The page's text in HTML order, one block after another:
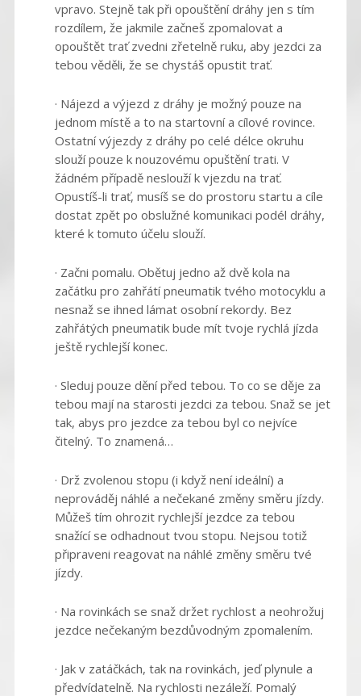
vpravo. Stejně tak při opouštění dráhy jen s tím
rozdílem, že jakmile začneš zpomalovat a
opouštět trať zvedni zřetelně ruku, aby jezdci za
tebou věděli, že se chystáš opustit trať.
· Nájezd a výjezd z dráhy je možný pouze na
jednom místě a to na startovní a cílové rovince.
Ostatní výjezdy z dráhy po celé délce okruhu
slouží pouze k nouzovému opuštění trati. V
žádném případě neslouží k vjezdu na trať.
Opustíš-li trať, musíš se do prostoru startu a cíle
dostat zpět po obslužné komunikaci podél dráhy,
které k tomuto účelu slouží.
· Začni pomalu. Obětuj jedno až dvě kola na
začátku pro zahřátí pneumatik tvého motocyklu a
nesnaž se ihned lámat osobní rekordy. Bez
zahřátých pneumatik bude mít tvoje rychlá jízda
ještě rychlejší konec.
· Sleduj pouze dění před tebou. To co se děje za
tebou mají na starosti jezdci za tebou. Snaž se jet
tak, abys pro jezdce za tebou byl co nejvíce
čitelný. To znamená…
· Drž zvolenou stopu (i když není ideální) a
neprováděj náhlé a nečekané změny směru jízdy.
Můžeš tím ohrozit rychlejší jezdce za tebou
snažící se odhadnout tvou stopu. Nejsou totiž
připraveni reagovat na náhlé změny směru tvé
jízdy.
· Na rovinkách se snaž držet rychlost a neohrožuj
jezdce nečekaným bezdůvodným zpomalením.
· Jak v zatáčkách, tak na rovinkách, jeď plynule a
předvídatelně. Na rychlosti nezáleží. Pomalý